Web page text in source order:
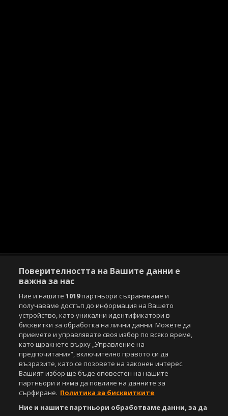
Copyright © 2007-2026 Агенция Спортал. Всички права запазени.
Този уебсайт е собственост наSportal Media Group
За нас Екип За рекламa
Общи условия
Етични правила на НСС
Лични данни
Управление на предпочитания
Съдържанието на този уеб сайт и технологиите, използвани в него, са
под закрила на Закона за авторското право и сродните му права.
Всички статии, репортажи, интервюта и други текстови, графични и
Спортал, освен ако изрично е посочено друго. Допуска се
Поверителността на Вашите данни е
важна за нас
Ние и нашите1019партньори съхраняваме и
получаваме достъп до информация на Вашето
устройство, като уникални идентификатори в
бисквитки за обработка на лични данни. Можете да
приемете и управлявате своя избор по всяко време,
като щракнете върху „Управление на
предпочитания“, включително правото си да
възразите, като се позовете на законен интерес.
Вашият избор ще бъде оповестен на нашите
партньори и няма да повлияе на данните за
сърфиране. Политика за бисквитките
Ние и нашите партньори обработваме данни, за да